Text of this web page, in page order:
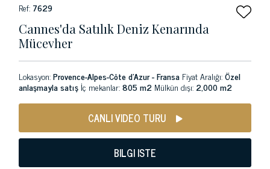
Ref: 7629
Cannes'da Satılık Deniz Kenarında
Mücevher
Lokasyon:Provence-Alpes-Côte d'Azur - Fransa Fiyat Aralığı:Özel
anlaşmayla satış İç mekanlar:805 m2 Mülkün dışı: 2,000 m2
CANLI VIDEO TURU
BILGI ISTE